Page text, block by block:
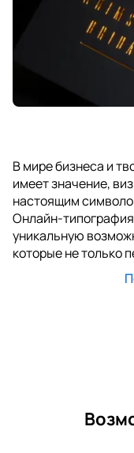
В мире бизнеса и
имеет значение,
настоящим
Онлайн-
уникальную
которые не только